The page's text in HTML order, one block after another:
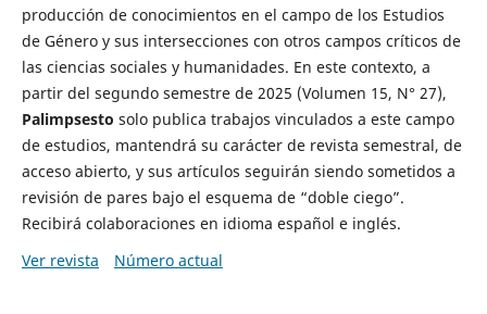
producción de conocimientos en el campo de los Estudios
de Género y sus intersecciones con otros campos críticos de
las ciencias sociales y humanidades. En este contexto, a
partir del segundo semestre de 2025 (Volumen 15, N° 27),
Palimpsesto solo publica trabajos vinculados a este campo
de estudios, mantendrá su carácter de revista semestral, de
acceso abierto, y sus artículos seguirán siendo sometidos a
revisión de pares bajo el esquema de “doble ciego”.
Recibirá colaboraciones en idioma español e inglés.
Ver revista
Número actual